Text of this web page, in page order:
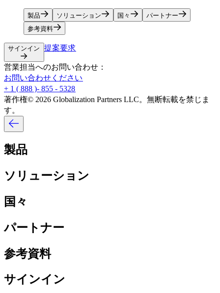
製品​​ ソリューション​​ 国々​​
パートナー​​
参考資料​​
サインイン​​ 提案要求​​
営業担当へのお問い合わせ：​​
お問い合わせください​​
+ 1 ( 888 )- 855 - 5328​​
著作権© 2026 Globalization Partners LLC。無断転載を禁じま
す。​​
製品​​
ソリューション​​
国々​​
パートナー​​
参考資料​​
サインイン​​